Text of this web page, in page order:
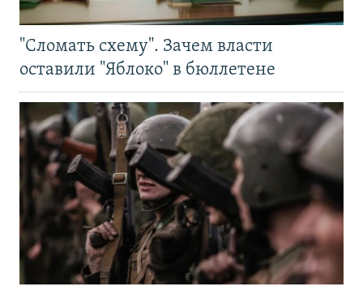
"Сломать схему". Зачем власти
оставили "Яблоко" в бюллетене